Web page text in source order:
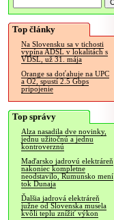
Top články
Na Slovensku sa v tichosti
vypína ADSL v lokalitách s
VDSL, už 31. mája
Orange sa doťahuje na UPC
a O2, spustí 2.5 Gbps
pripojenie
Top správy
Alza nasadila dve novinky,
jednu užitočnú a jednu
kontroverznú
Maďarsko jadrovú elektráreň
nakoniec kompletne
neodstavilo, Rumunsko mení
tok Dunaja
Ďalšia jadrová elektráreň
južne od Slovenska musela
kvôli teplu znížiť výkon